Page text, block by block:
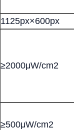
1125px×600px
≥2000μW/cm2
≥500μW/cm2